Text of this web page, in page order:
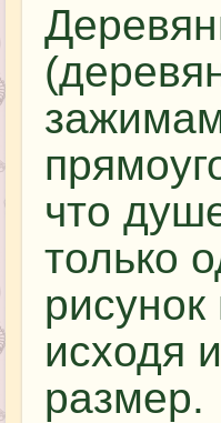
что
только
исходя
размер.